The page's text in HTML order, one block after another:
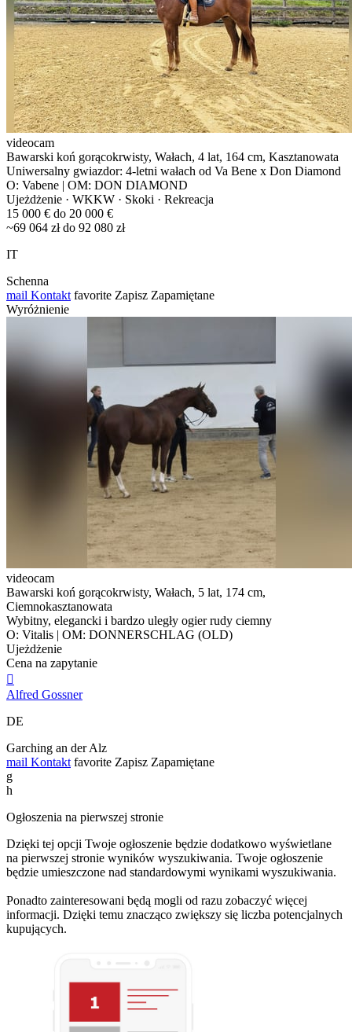
videocam
Bawarski koń gorącokrwisty, Wałach, 4 lat, 164 cm, Kasztanowata
Uniwersalny gwiazdor: 4-letni wałach od Va Bene x Don Diamond
O: Vabene | OM: DON DIAMOND
Ujeżdżenie · WKKW · Skoki · Rekreacja
15 000 € do 20 000 €
~69 064 zł do 92 080 zł
IT
Schenna
mail Kontakt favorite Zapisz Zapamiętane
Wyróżnienie
videocam
Bawarski koń gorącokrwisty, Wałach, 5 lat, 174 cm,
Ciemnokasztanowata
Wybitny, elegancki i bardzo uległy ogier rudy ciemny
O: Vitalis | OM: DONNERSCHLAG (OLD)
Ujeżdżenie
Cena na zapytanie

Alfred Gossner
DE
Garching an der Alz
mail Kontakt favorite Zapisz Zapamiętane
g
h
Ogłoszenia na pierwszej stronie
Dzięki tej opcji Twoje ogłoszenie będzie dodatkowo wyświetlane
na pierwszej stronie wyników wyszukiwania. Twoje ogłoszenie
będzie umieszczone nad standardowymi wynikami wyszukiwania.
Ponadto zainteresowani będą mogli od razu zobaczyć więcej
informacji. Dzięki temu znacząco zwiększy się liczba potencjalnych
kupujących.